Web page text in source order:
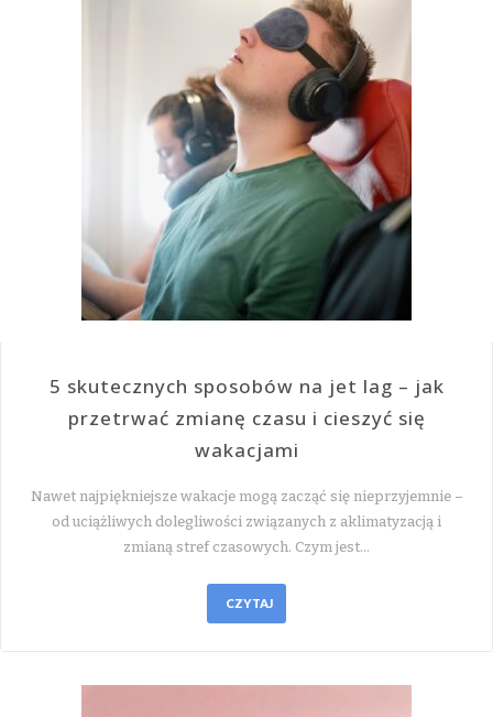
5 skutecznych sposobów na jet lag – jak
przetrwać zmianę czasu i cieszyć się
wakacjami
Nawet najpiękniejsze wakacje mogą zacząć się nieprzyjemnie –
od uciążliwych dolegliwości związanych z aklimatyzacją i
zmianą stref czasowych. Czym jest…
CZYTAJ